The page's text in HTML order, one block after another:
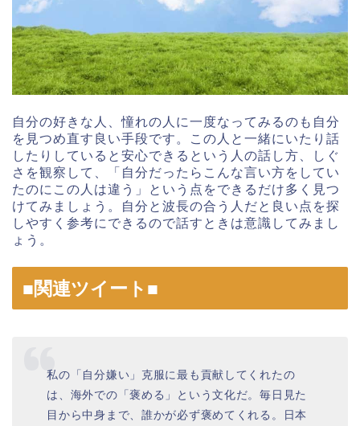
自分の好きな人、憧れの人に一度なってみるのも自分
を見つめ直す良い手段です。この人と一緒にいたり話
したりしていると安心できるという人の話し方、しぐ
さを観察して、「自分だったらこんな言い方をしてい
たのにこの人は違う」という点をできるだけ多く見つ
けてみましょう。自分と波長の合う人だと良い点を探
しやすく参考にできるので話すときは意識してみまし
ょう。
■関連ツイート■
私の「自分嫌い」克服に最も貢献してくれたの
は、海外での「褒める」という文化だ。毎日見た
目から中身まで、誰かが必ず褒めてくれる。日本